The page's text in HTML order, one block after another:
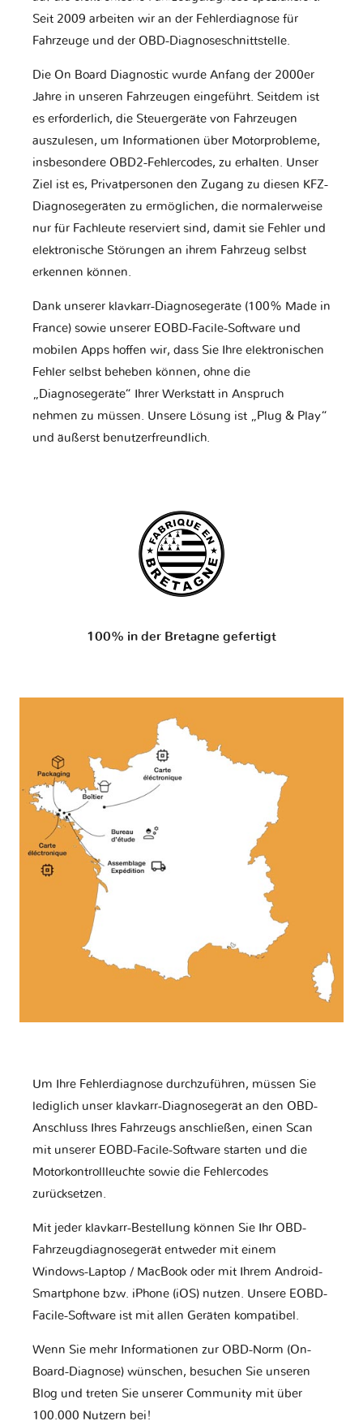
Seit 2009 arbeiten wir an der Fehlerdiagnose für
Fahrzeuge und der OBD-Diagnoseschnittstelle.
Die On Board Diagnostic wurde Anfang der 2000er
Jahre in unseren Fahrzeugen eingeführt. Seitdem ist
es erforderlich, die Steuergeräte von Fahrzeugen
auszulesen, um Informationen über Motorprobleme,
insbesondere OBD2-Fehlercodes, zu erhalten. Unser
Ziel ist es, Privatpersonen den Zugang zu diesen KFZ-
Diagnosegeräten zu ermöglichen, die normalerweise
nur für Fachleute reserviert sind, damit sie Fehler und
elektronische Störungen an ihrem Fahrzeug selbst
erkennen können.
Dank unserer klavkarr-Diagnosegeräte (100% Made in
France) sowie unserer EOBD-Facile-Software und
mobilen Apps hoffen wir, dass Sie Ihre elektronischen
Fehler selbst beheben können, ohne die
„Diagnosegeräte“ Ihrer Werkstatt in Anspruch
nehmen zu müssen. Unsere Lösung ist „Plug & Play“
und äußerst benutzerfreundlich.
100% in der Bretagne gefertigt
Um Ihre Fehlerdiagnose durchzuführen, müssen Sie
lediglich unser klavkarr-Diagnosegerät an den OBD-
Anschluss Ihres Fahrzeugs anschließen, einen Scan
mit unserer EOBD-Facile-Software starten und die
Motorkontrollleuchte sowie die Fehlercodes
zurücksetzen.
Mit jeder klavkarr-Bestellung können Sie Ihr OBD-
Fahrzeugdiagnosegerät entweder mit einem
Windows-Laptop / MacBook oder mit Ihrem Android-
Smartphone bzw. iPhone (iOS) nutzen. Unsere EOBD-
Facile-Software ist mit allen Geräten kompatibel.
Wenn Sie mehr Informationen zur OBD-Norm (On-
Board-Diagnose) wünschen, besuchen Sie unseren
Blog und treten Sie unserer Community mit über
100.000 Nutzern bei!